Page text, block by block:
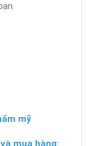
mỹ
mua hàng: